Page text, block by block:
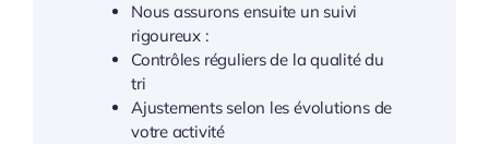
Nous assurons ensuite un suivi
rigoureux :
Contrôles réguliers de la qualité du
tri
Ajustements selon les évolutions de
votre activité